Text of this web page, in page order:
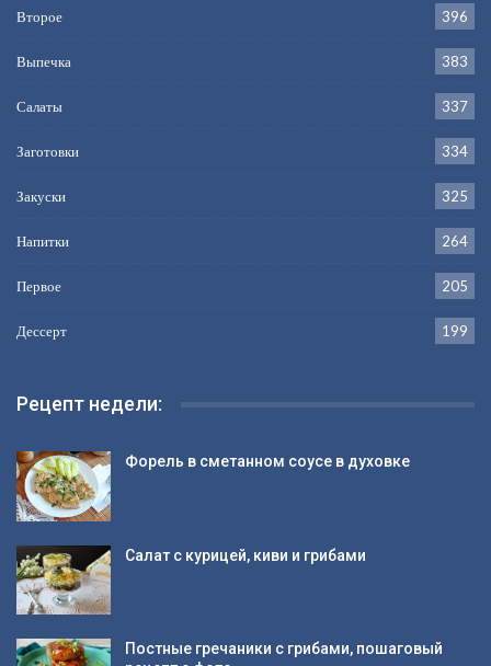
Второе 396
Выпечка 383
Салаты 337
Заготовки 334
Закуски 325
Напитки 264
Первое 205
Дессерт 199
Рецепт недели:
Форель в сметанном соусе в духовке
Салат с курицей, киви и грибами
Постные гречаники с грибами, пошаговый